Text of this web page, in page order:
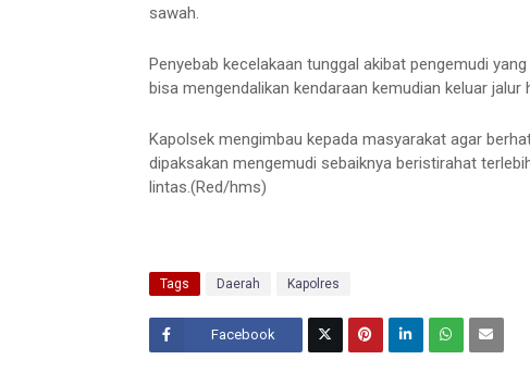
sawah.
Penyebab kecelakaan tunggal akibat pengemudi
bisa mengendalikan kendaraan kemudian keluar
Kapolsek mengimbau kepada masyarakat agar
dipaksakan mengemudi sebaiknya beristirahat
lintas.(Red/hms)
Tags Daerah Kapolres
Facebook